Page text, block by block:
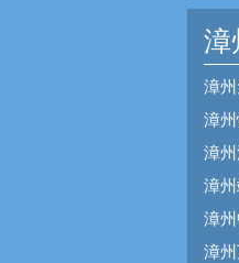
漳
漳
漳
漳
漳
漳
漳